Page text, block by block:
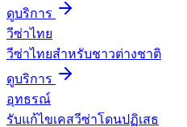
ดูบริการ
วีซ่าไทย
วีซ่าไทยสำหรับชาวต่างชาติ
ดูบริการ
อุทธรณ์
รับแก้ไขเคสวีซ่าโดนปฏิเสธ